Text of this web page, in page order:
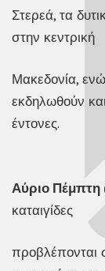
Στερεά, τα
στην κεντρική
Μακεδονία,
εκδηλωθούν
έντονες.
Αύριο Πέμπτη
καταιγίδες
προβλέπονται